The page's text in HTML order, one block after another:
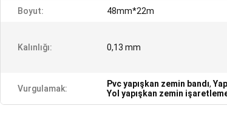
Boyut: 48mm*22m
Kalınlığı: 0,13 mm
Vurgulamak: Pvc yapışkan zemin bandı,
Yol yapışkan zemin